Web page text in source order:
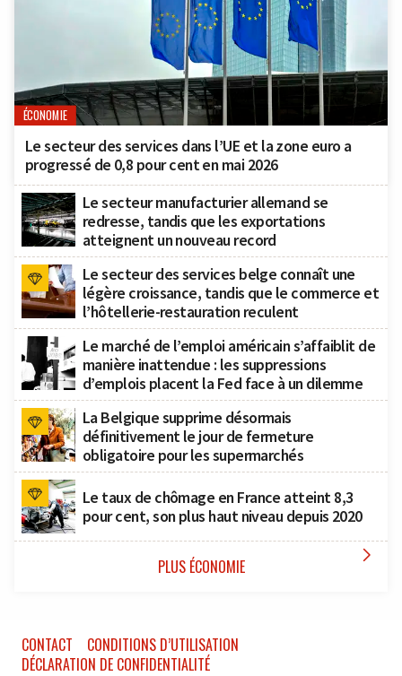
ÉCONOMIE
Le secteur des services dans l’UE et la zone euro a
progressé de 0,8 pour cent en mai 2026
Le secteur manufacturier allemand se
redresse, tandis que les exportations
atteignent un nouveau record
Le secteur des services belge connaît une
légère croissance, tandis que le commerce et
l’hôtellerie-restauration reculent
Le marché de l’emploi américain s’affaiblit de
manière inattendue : les suppressions
d’emplois placent la Fed face à un dilemme
La Belgique supprime désormais
définitivement le jour de fermeture
obligatoire pour les supermarchés
Le taux de chômage en France atteint 8,3
pour cent, son plus haut niveau depuis 2020
PLUS ÉCONOMIE 
CONTACT
CONDITIONS D’UTILISATION
DÉCLARATION DE CONFIDENTIALITÉ